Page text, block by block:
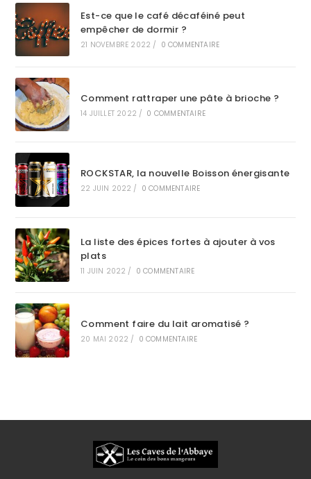
Est-ce que le café décaféiné peut
empêcher de dormir ?
21 NOVEMBRE 2022 / 0 COMMENTAIRE
Comment rattraper une pâte à brioche ?
14 JUILLET 2022 / 0 COMMENTAIRE
ROCKSTAR, la nouvelle Boisson énergisante
22 JUIN 2022 / 0 COMMENTAIRE
La liste des épices fortes à ajouter à vos
plats
11 JUIN 2022 / 0 COMMENTAIRE
Comment faire du lait aromatisé ?
20 MAI 2022 / 0 COMMENTAIRE